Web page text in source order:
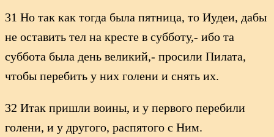
31 Но так как тогда была пятница, то Иудеи, дабы
не оставить тел на кресте в субботу,- ибо та
суббота была день великий,- просили Пилата,
чтобы перебить у них голени и снять их.
32 Итак пришли воины, и у первого перебили
голени, и у другого, распятого с Ним.